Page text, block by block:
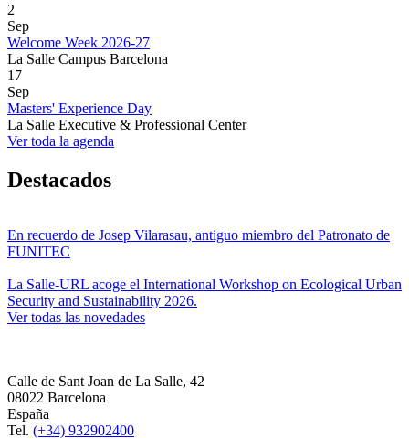
2
Sep
Welcome Week 2026-27
La Salle Campus Barcelona
17
Sep
Masters' Experience Day
La Salle Executive & Professional Center
Ver toda la agenda
Destacados
En recuerdo de Josep Vilarasau, antiguo miembro del Patronato de
FUNITEC
La Salle-URL acoge el International Workshop on Ecological Urban
Security and Sustainability 2026.
Ver todas las novedades
Calle de Sant Joan de La Salle, 42
08022 Barcelona
España
Tel. (+34) 932902400